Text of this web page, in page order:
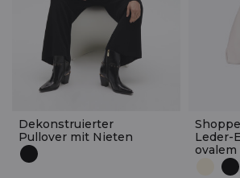
Dekonstruierter
Pullover mit Nieten
Leder-
ovalem